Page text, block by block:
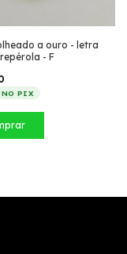
a ouro - letra
- F
NO PIX